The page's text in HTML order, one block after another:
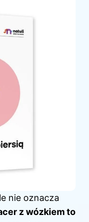
nie oznacza
z wózkiem to